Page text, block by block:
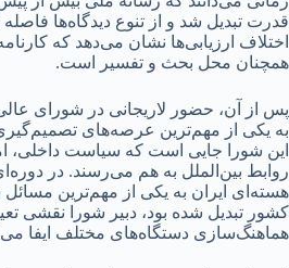
قدرت تبدیل شد و از تنوع دیدگاه‌ها
اختلاف ارزیابی‌ها نشان می‌دهد که
همچنان محل بحث و تفسیر است.
پس از آن، حضور لاریجانی در شورای عالی
به یکی از مهم‌ترین عرصه‌های
این شورا جایی است که سیاست داخلی،
روابط بین‌الملل به هم می‌رسند. در
هسته‌ای ایران به یکی از مهم‌ترین
کشور تبدیل شده بود، دبیر شورا نقشی
هماهنگ‌سازی دستگاه‌های مختلف ایفا